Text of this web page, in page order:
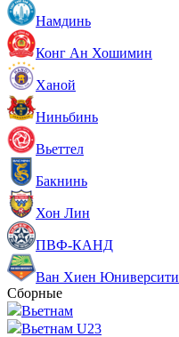
Намдинь
Конг Ан Хошимин
Ханой
Ниньбинь
Вьеттел
Бакнинь
Хон Лин
ПВФ-КАНД
Ван Хиен Юниверсити
Сборные
Вьетнам
Вьетнам U23